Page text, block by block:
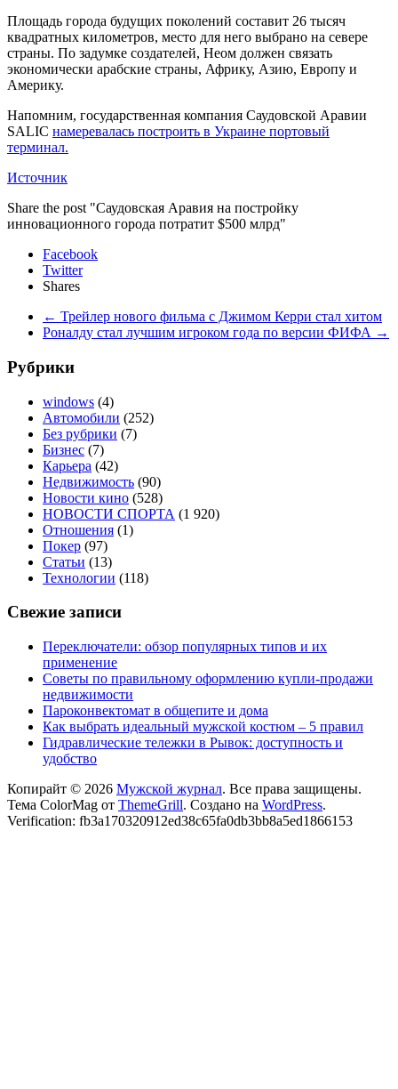
Площадь города будущих поколений составит 26 тысяч
квадратных километров, место для него выбрано на севере
страны. По задумке создателей, Неом должен связать
экономически арабские страны, Африку, Азию, Европу и
Америку.
Напомним, государственная компания Саудовской Аравии
SALIC намеревалась построить в Украине портовый
терминал.
Источник
Share the post "Саудовская Аравия на постройку
инновационного города потратит $500 млрд"
Facebook
Twitter
Shares
← Трейлер нового фильма с Джимом Керри стал хитом
Роналду стал лучшим игроком года по версии ФИФА →
Рубрики
windows (4)
Автомобили (252)
Без рубрики (7)
Бизнес (7)
Карьера (42)
Недвижимость (90)
Новости кино (528)
НОВОСТИ СПОРТА (1 920)
Отношения (1)
Покер (97)
Статьи (13)
Технологии (118)
Свежие записи
Переключатели: обзор популярных типов и их
применение
Советы по правильному оформлению купли-продажи
недвижимости
Пароконвектомат в общепите и дома
Как выбрать идеальный мужской костюм – 5 правил
Гидравлические тележки в Рывок: доступность и
удобство
Копирайт © 2026 Мужской журнал. Все права защищены.
Тема ColorMag от ThemeGrill. Создано на WordPress.
Verification: fb3a170320912ed38c65fa0db3bb8a5ed1866153